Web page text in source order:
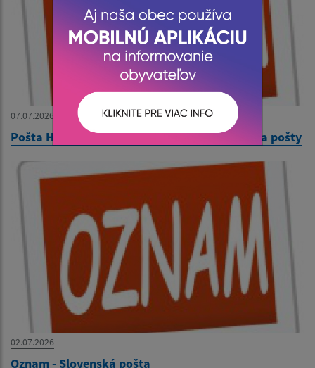
07.07.2026
Pošta Hraň - oznámenie dočasného zatvorenia pošty
02.07.2026
Oznam - Slovenská pošta